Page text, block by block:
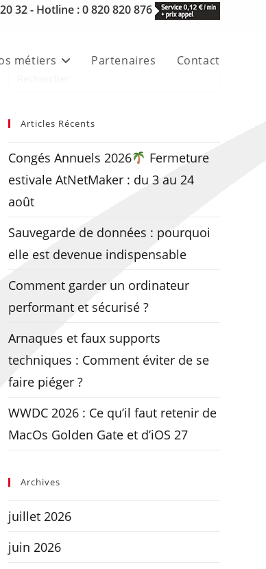
32 - Hotline : 0 820 820 876
métiers Partenaires Contact
Articles Récents
Congés Annuels 2026
Fermeture
estivale AtNetMaker : du 3 au 24
août
Sauvegarde de données : pourquoi
elle est devenue indispensable
Comment garder un ordinateur
performant et sécurisé ?
Arnaques et faux supports
techniques : Comment éviter de se
faire piéger ?
WWDC 2026 : Ce qu’il faut retenir de
MacOs Golden Gate et d’iOS 27
Archives
juillet 2026
juin 2026